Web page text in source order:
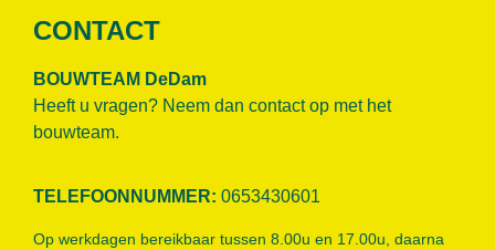
CONTACT
BOUWTEAM DeDam
Heeft u vragen? Neem dan contact op met het
bouwteam.
TELEFOONNUMMER: 0653430601
Op werkdagen bereikbaar tussen 8.00u en 17.00u, daarna